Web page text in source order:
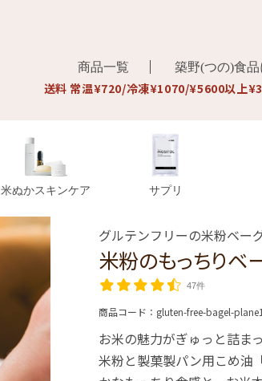
商品一覧 築野(つの)食
送料 常温¥720/冷凍¥1070/¥5600以上
米ぬかスキンケア サプリ
グルテンフリーの米粉ベー
米粉のもっちりベ
47件
商品コード： gluten-free-bagel-
お米の魅力がぎゅっと詰ま
米粉と製菓製パン用こめ油